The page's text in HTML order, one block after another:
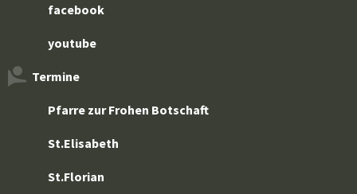
facebook
youtube
Termine
Pfarre zur Frohen Botschaft
St.Elisabeth
St.Florian